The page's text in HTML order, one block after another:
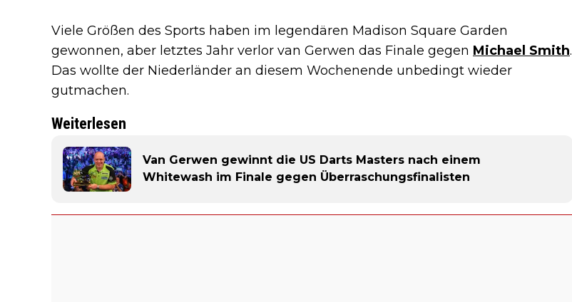
Viele Größen des Sports haben im legendären Madison Square Garden
gewonnen, aber letztes Jahr verlor van Gerwen das Finale gegen Michael Smith.
Das wollte der Niederländer an diesem Wochenende unbedingt wieder
gutmachen.
Weiterlesen
Van Gerwen gewinnt die US Darts Masters nach einem
Whitewash im Finale gegen Überraschungsfinalisten